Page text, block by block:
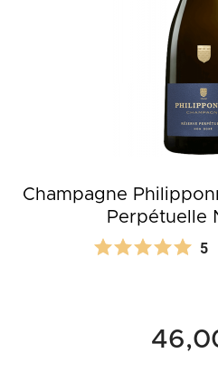
Champagne
Perpétuelle
5